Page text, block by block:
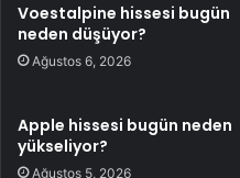
Voestalpine hissesi bugün
neden düşüyor?
Ağustos 6, 2026
Apple hissesi bugün neden
yükseliyor?
Ağustos 5, 2026